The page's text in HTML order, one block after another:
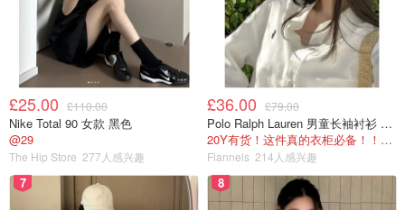
图片来自于@Dr.Martens官网，版权属于原作者
Dr.Martens马丁靴爆款推荐
在大家已经基本了解了马丁靴孔数，皮质的情况下，下面就
£25.00 £110.00
Nike Total 90 女款 黑色
@29
The Hip Store 277人感兴趣
£36.00 £79.00
Polo Ralph Lauren 男童长袖衬衫 Oxford
20Y有货！这件真的衣柜必备！！@蜜子不爱吃
Flannels 214人感兴趣
7 8